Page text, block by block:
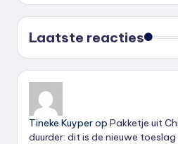
Laatste reacties
Tineke Kuyperop Pakketje uit
duurder: dit is de nieuwe